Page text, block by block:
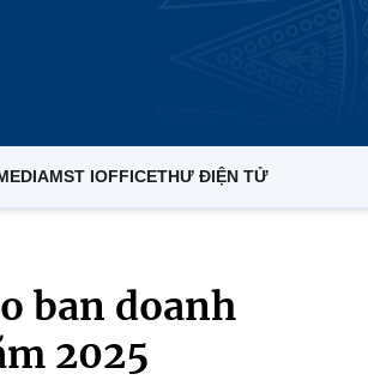
MST IOFFICETHƯ ĐIỆN TỬ
ban doanh
2025